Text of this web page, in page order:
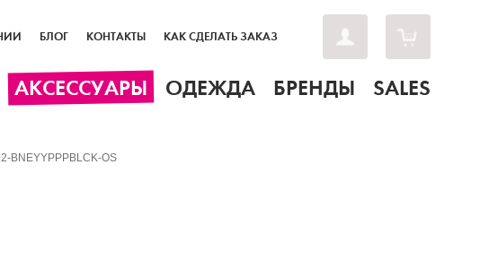
БЛОГ КОНТАКТЫ КАК СДЕЛАТЬ ЗАКАЗ
АКСЕССУАРЫ ОДЕЖДА БРЕНДЫ SALES
BNEYYPPPBLCK-OS